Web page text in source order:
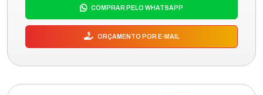
COMPRAR PELO WHATSAPP
ORÇAMENTO POR E-MAIL